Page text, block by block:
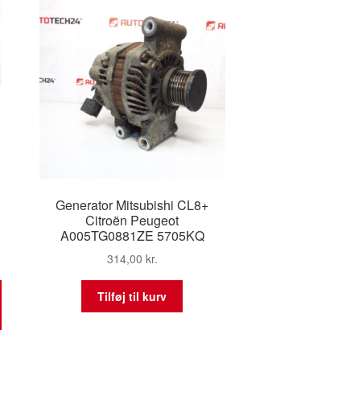
Generator Mitsubishi CL8+
Citroën Peugeot
A005TG0881ZE 5705KQ
314,00 kr.
Tilføj til kurv